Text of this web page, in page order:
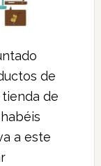
de
de
a este